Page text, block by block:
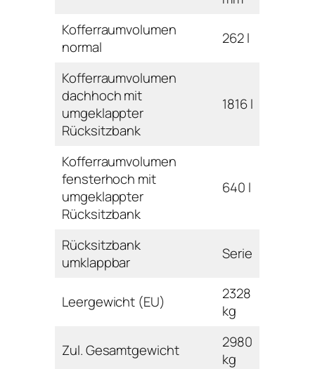
Kofferraumvolumen
normal
262 l
Kofferraumvolumen
dachhoch mit
umgeklappter
Rücksitzbank
1816 l
Kofferraumvolumen
fensterhoch mit
umgeklappter
Rücksitzbank
640 l
Rücksitzbank
umklappbar
Serie
Leergewicht (EU)
2328
kg
Zul. Gesamtgewicht
2980
kg